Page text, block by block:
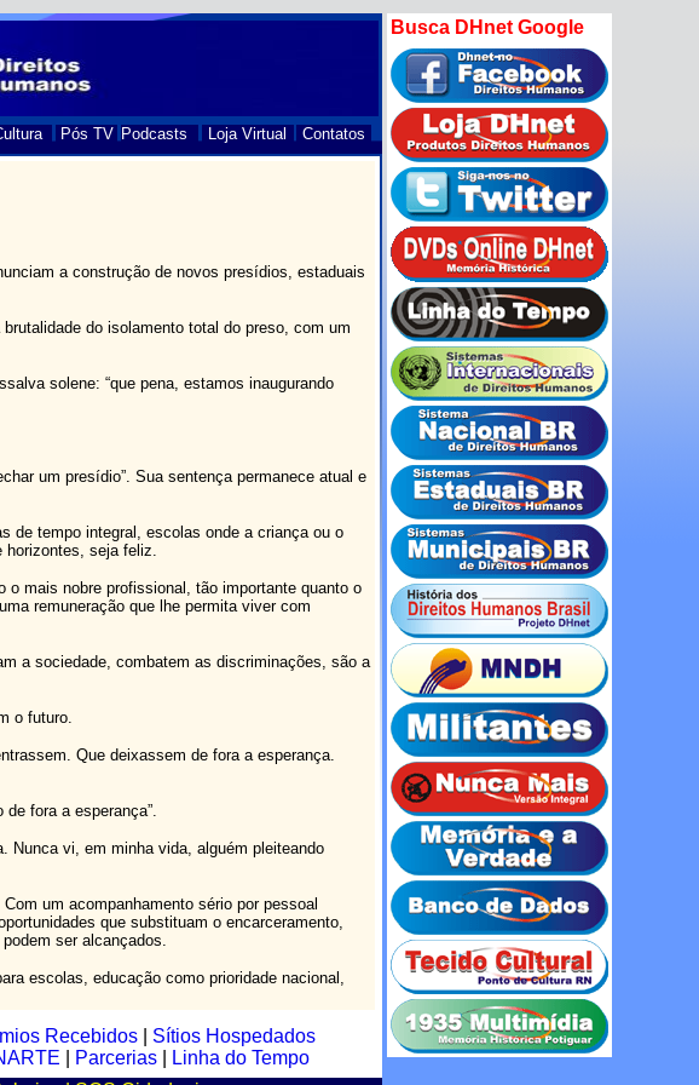
Pós TV Podcasts Loja Virtual Contatos
a construção de novos presídios, estaduais
do isolamento total do preso, com um
solene: “que pena, estamos inaugurando
um presídio”. Sua sentença permanece atual e
de tempo integral, escolas onde a criança ou o
horizontes, seja feliz.
o mais nobre profissional, tão importante quanto o
remuneração que lhe permita viver com
a sociedade, combatem as discriminações, são a
o futuro.
Que deixassem de fora a esperança.
fora a esperança”.
Nunca vi, em minha vida, alguém pleiteando
um acompanhamento sério por pessoal
que substituam o encarceramento,
ser alcançados.
escolas, educação como prioridade nacional,
Recebidos| Sítios Hospedados
Parcerias|
Linha do Tempo
Busca DHnet Google